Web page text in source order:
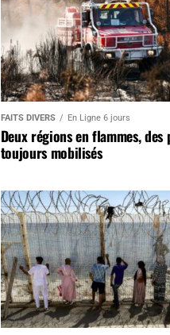
FAITS DIVERS En Ligne 6 jours
Deux régions en flammes, des
toujours mobilisés